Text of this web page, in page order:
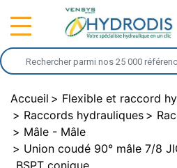
Accueil
Flexible et raccord
Raccords hydrauliques
Mâle - Mâle
Union coudé 90° mâle 7/8
BSPT conique